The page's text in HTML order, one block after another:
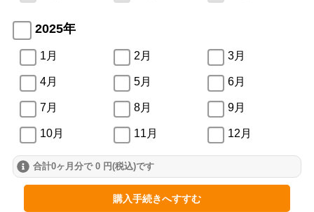
2025年
1月 2月 3月
4月 5月 6月
7月 8月 9月
10月 11月 12月
2024年
2月
合計0ヶ月分で 0 円(税込)です
購入手続きへすすむ